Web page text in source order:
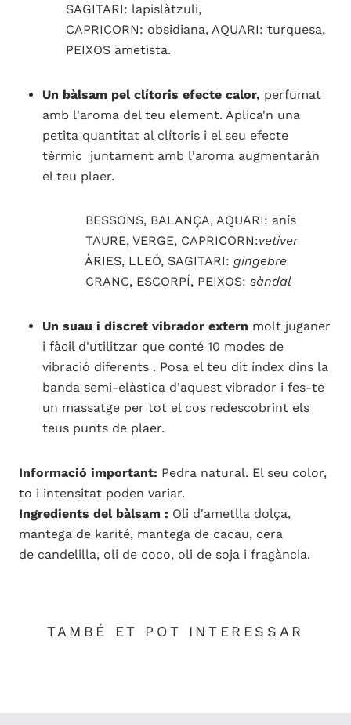
SAGITARI: lapislàtzuli,
CAPRICORN: obsidiana, AQUARI: turquesa,
PEIXOS ametista.
Un bàlsam pel clítoris efecte calor, perfumat
amb l'aroma del teu element. Aplica'n una
petita quantitat al clítoris i el seu efecte
tèrmic juntament amb l'aroma augmentaràn
el teu plaer.
BESSONS, BALANÇA, AQUARI: anís
TAURE, VERGE, CAPRICORN:vetiver
ÀRIES, LLEÓ, SAGITARI: gingebre
CRANC, ESCORPÍ, PEIXOS: sàndal
Un suau i discret vibrador extern molt juganer
i fàcil d'utilitzar que conté 10 modes de
vibració diferents . Posa el teu dit índex dins la
banda semi-elàstica d'aquest vibrador i fes-te
un massatge per tot el cos redescobrint els
teus punts de plaer.
Informació important: Pedra natural. El seu color,
to i intensitat poden variar.
Ingredients del bàlsam : Oli d'ametlla dolça,
mantega de karité, mantega de cacau, cera
de candelilla, oli de coco, oli de soja i fragància.
TAMBÉ ET POT INTERESSAR